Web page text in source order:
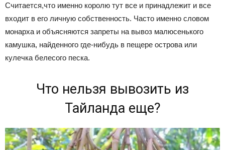
Считается,что именно королю тут все и принадлежит и все
входит в его личную собственность. Часто именно словом
монарха и объясняются запреты на вывоз малюсенького
камушка, найденного где-нибудь в пещере острова или
кулечка белесого песка.
Что нельзя вывозить из
Тайланда еще?